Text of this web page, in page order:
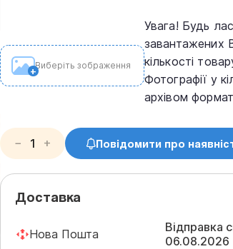
Виберіть зображення
Увага! Будь
завантажених
кількості
Фотографії у
архівом
− + Повідомити про
Доставка
Нова Пошта
Відправка
06.08.2026